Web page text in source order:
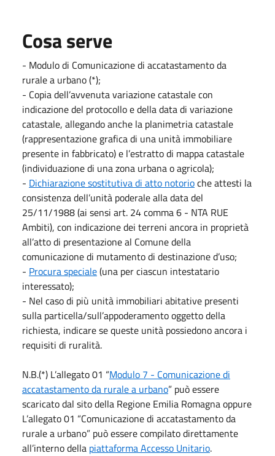
Cosa serve
- Modulo di Comunicazione di accatastamento da
rurale a urbano (*);
- Copia dell’avvenuta variazione catastale con
indicazione del protocollo e della data di variazione
catastale, allegando anche la planimetria catastale
(rappresentazione grafica di una unità immobiliare
presente in fabbricato) e l’estratto di mappa catastale
(individuazione di una zona urbana o agricola);
- Dichiarazione sostitutiva di atto notorioche attesti la
consistenza dell’unità poderale alla data del
25/11/1988 (ai sensi art. 24 comma 6 - NTA RUE
Ambiti), con indicazione dei terreni ancora in proprietà
all’atto di presentazione al Comune della
comunicazione di mutamento di destinazione d’uso;
- Procura speciale(una per ciascun intestatario
interessato);
- Nel caso di più unità immobiliari abitative presenti
sulla particella/sull’appoderamento oggetto della
richiesta, indicare se queste unità possiedono ancora i
requisiti di ruralità.
N.B.(*) L’allegato 01 “Modulo 7 - Comunicazione di
accatastamento da rurale a urbano” può essere
scaricato dal sito della Regione Emilia Romagna oppure
L’allegato 01 “Comunicazione di accatastamento da
rurale a urbano” può essere compilato direttamente
all’interno della piattaforma Accesso Unitario.